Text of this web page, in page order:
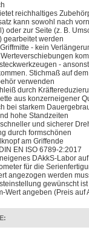
reichhaltiges
kann sowohl nach
oder zur Seite (z. B.
gearbeitet werden
- kein
-
Stichmaß auf
verwenden
durch
aus konzerneigener
bei starkem
hohe Standzeiten
und sicherer
durch formschönen
am Griffende
EN ISO 6789-2:2017
DAkkS-Labor
für die
angezogen werden
gewünscht ist
Wert angeben (Preis auf